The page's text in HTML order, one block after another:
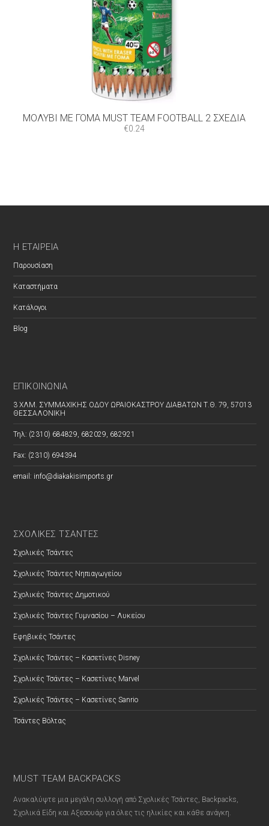
ΜΟΛΎΒΙ ΜΕ ΓΌΜΑ MUST TEAM FOOTBALL 2 ΣΧΈΔΙΑ
€0.24
Η ΕΤΑΙΡΕΊΑ
Παρουσίαση
Καταστήματα
Κατάλογοι
Blog
ΕΠΙΚΟΙΝΩΝΊΑ
3 ΧΛΜ. ΣΥΜΜΑΧΙΚΗΣ ΟΔΟΥ ΩΡΑΙΟΚΑΣΤΡΟΥ ΔΙΑΒΑΤΩΝ Τ.Θ. 79, 57013
ΘΕΣΣΑΛΟΝΙΚΗ
Τηλ: (2310) 684829, 682029, 682921
Fax: (2310) 694394
email: info@diakakisimports.gr
ΣΧΟΛΙΚΕΣ ΤΣΑΝΤΕΣ
Σχολικές Τσάντες
Σχολικές Τσάντες Νηπιαγωγείου
Σχολικές Τσάντες Δημοτικού
Σχολικές Τσάντες Γυμνασίου – Λυκείου
Εφηβικές Τσάντες
Σχολικές Τσάντες – Κασετίνες Disney
Σχολικές Τσάντες – Κασετίνες Marvel
Σχολικές Τσάντες – Κασετίνες Sanrio
Τσάντες Βόλτας
MUST TEAM BACKPACKS
Ανακαλύψτε μια μεγάλη συλλογή από Σχολικές Τσάντες, Backpacks,
Σχολικά Είδη και Αξεσουάρ για όλες τις ηλικίες και κάθε ανάγκη.